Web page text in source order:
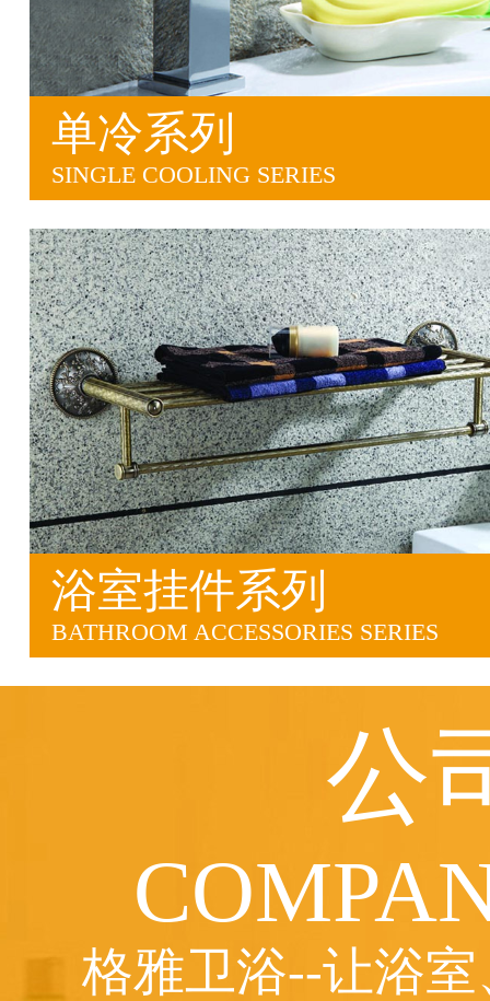
单冷系列
SINGLE COOLING SERIES
浴室挂件系列
BATHROOM ACCESSORIES SERIES
公
格雅卫浴--让浴